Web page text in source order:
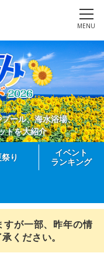
MENU
ール、海水浴場、
トを大紹介
り
イベント
ランキング
が一部、昨年の情
ください。